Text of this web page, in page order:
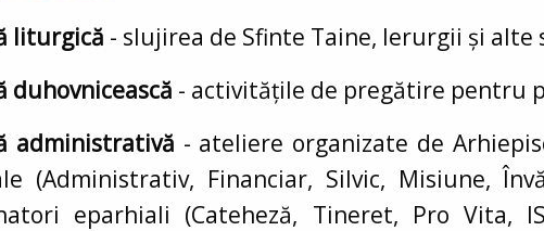
liturgică - slujirea de Sfinte Taine, Ierurgii și alte
duhovnicească - activitățile de pregătire pentru
administrativă - ateliere organizate de
(Administrativ, Financiar, Silvic, Misiune,
eparhiali (Cateheză, Tineret, Pro Vita,